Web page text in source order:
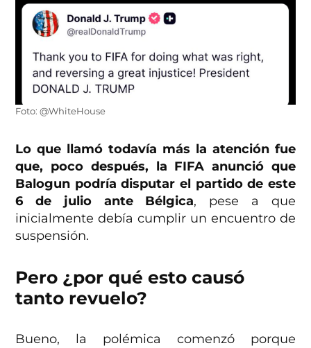
Foto: @WhiteHouse
Lo que llamó todavía más la atención fue
que, poco después, la FIFA anunció que
Balogun podría disputar el partido de este
6 de julio ante Bélgica, pese a que
inicialmente debía cumplir un encuentro de
suspensión.
Pero ¿por qué esto causó
tanto revuelo?
Bueno, la polémica comenzó porque